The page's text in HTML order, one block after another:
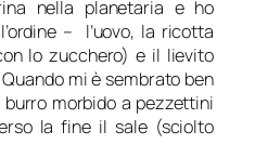
nella planetaria e ho
– l’uovo, la ricotta
lo zucchero) e il lievito
mi è sembrato ben
morbido a pezzettini
la fine il sale (sciolto